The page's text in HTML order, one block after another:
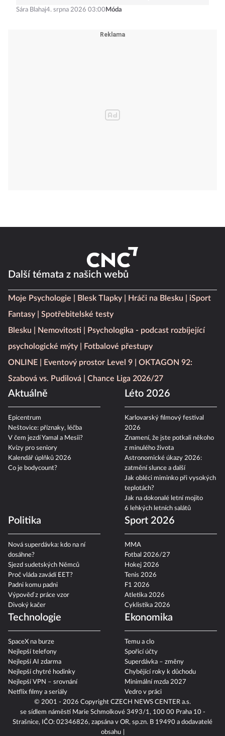
Sára Blahaj4. srpna 2026 03:00 Móda
© 2001 - 2026 Copyright CZECH NEWS CENTER a.s.
se sídlem náměstí Marie Schmolkové 3493/1, 100 00 Praha 10 -
Strašnice, IČO: 02346826, zapsána v OR, sp.zn. B 19490 a dodavatelé
obsahu
Další témata z našich webů
Moje Psychologie Blesk Tlapky Hráči na Blesku
iSport
Fantasy
Spotřebitelské testy
Blesku
Nemovitosti
Psychologika - podcast rozbíjející
psychologické mýty
Fotbalové přestupy
ONLINE
Eventový prostor Level 9
OKTAGON 92:
Szabová vs. Pudilová
Chance Liga 2026/27
Aktuálně
Epicentrum
Neštovice: příznaky, léčba
V čem jezdí Yamal a Mesii?
Kvízy pro seniory
Kalendář úplňků 2026
Co je bodycount?
Léto 2026
Karlovarský filmový festival
2026
Znamení, že jste potkali někoho
z minulého života
Astronomické úkazy 2026:
zatmění slunce a další
Jak obléci miminko při vysokých
teplotách?
Jak na dokonalé letní mojito
6 lehkých letních salátů
Politika
Nová superdávka: kdo na ní
dosáhne?
Sjezd sudetských Němců
Proč vláda zavádí EET?
Padni komu padni
Výpověď z práce vzor
Divoký kačer
Sport 2026
MMA
Fotbal 2026/27
Hokej 2026
Tenis 2026
F1 2026
Atletika 2026
Cyklistika 2026
Technologie
SpaceX na burze
Nejlepší telefony
Nejlepší AI zdarma
Nejlepší chytré hodinky
Nejlepší VPN – srovnání
Netflix filmy a seriály
Ekonomika
Temu a clo
Spořicí účty
Superdávka – změny
Chybějící roky k důchodu
Minimální mzda 2027
Vedro v práci